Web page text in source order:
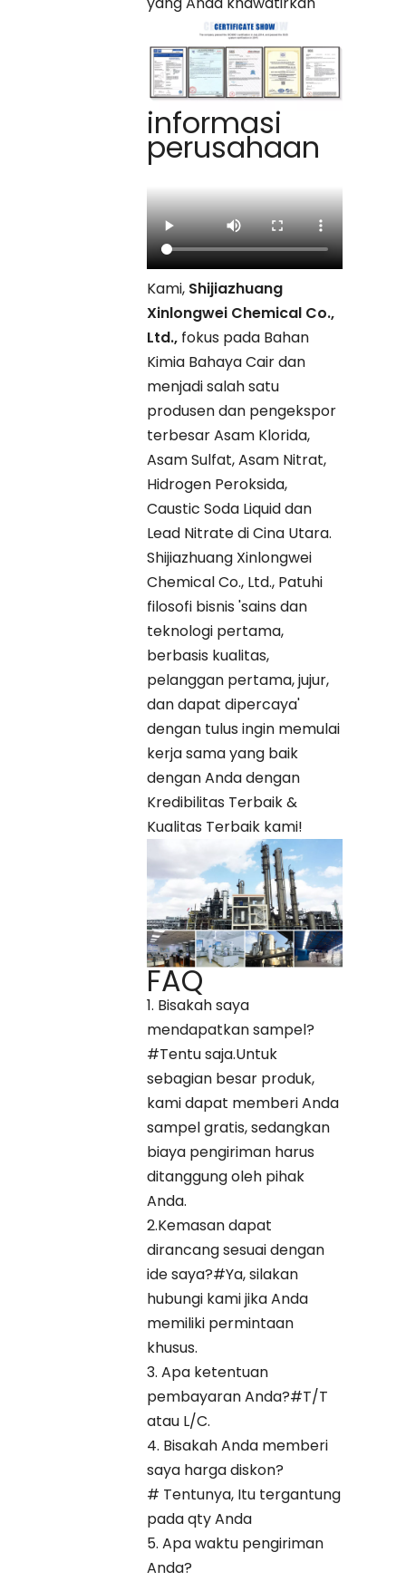
informasi
perusahaan
Kami, Shijiazhuang
Xinlongwei Chemical Co.,
Ltd., fokus pada Bahan
Kimia Bahaya Cair dan
menjadi salah satu
produsen dan pengekspor
terbesar Asam Klorida,
Asam Sulfat, Asam Nitrat,
Hidrogen Peroksida,
Caustic Soda Liquid dan
Lead Nitrate di Cina Utara.
Shijiazhuang Xinlongwei
Chemical Co., Ltd., Patuhi
filosofi bisnis 'sains dan
teknologi pertama,
berbasis kualitas,
pelanggan pertama, jujur,
dan dapat dipercaya'
dengan tulus ingin memulai
kerja sama yang baik
dengan Anda dengan
Kredibilitas Terbaik &
Kualitas Terbaik kami!
FAQ
1. Bisakah saya
mendapatkan sampel?
#Tentu saja.Untuk
sebagian besar produk,
kami dapat memberi Anda
sampel gratis, sedangkan
biaya pengiriman harus
ditanggung oleh pihak
Anda.
2.Kemasan dapat
dirancang sesuai dengan
ide saya?#Ya, silakan
hubungi kami jika Anda
memiliki permintaan
khusus.
3. Apa ketentuan
pembayaran Anda?#T/T
atau L/C.
4. Bisakah Anda memberi
saya harga diskon?
# Tentunya, Itu tergantung
pada qty Anda
5. Apa waktu pengiriman
Anda?